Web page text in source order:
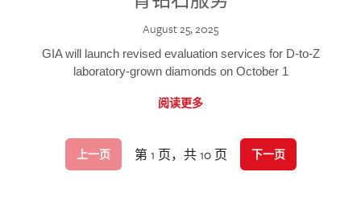
August 25, 2025
GIA will launch revised evaluation services for D-to-Z
laboratory-grown diamonds on October 1
阅读更多
上一页 第 1 页，共 10 页 下一页